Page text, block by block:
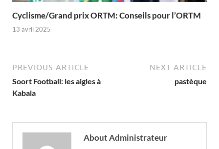
Cyclisme/Grand prix ORTM: Conseils pour l’ORTM
13 avril 2025
PREVIOUS ARTICLE
Soort Football: les aigles à
Kabala
NEXT ARTICLE
pastèque
About Administrateur